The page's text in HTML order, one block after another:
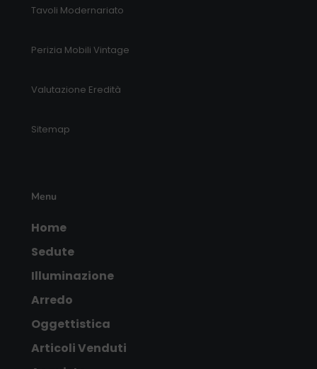
Tavoli Modernariato
Perizia Mobili Vintage
Valutazione Eredità
Sitemap
Menu
Home
Sedute
Illuminazione
Arredo
Oggettistica
Articoli Venduti